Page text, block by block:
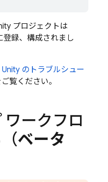
プロジェクトは
録、構成されまし
Unity のトラブルシュー
覧ください。
ークフロ
ベータ